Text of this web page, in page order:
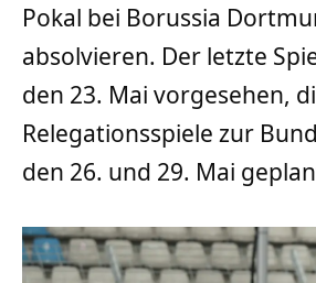
Pokal bei Borussia
absolvieren. Der letzte
den 23. Mai vorgesehen,
Relegationsspiele zur
den 26. und 29. Mai